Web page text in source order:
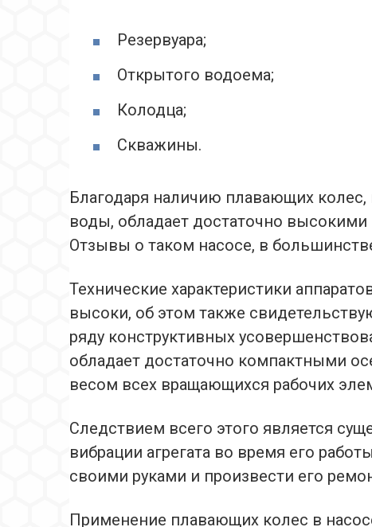
Резервуара;
Открытого водоема;
Колодца;
Скважины.
Благодаря наличию плавающих
воды, обладает достаточно
Отзывы о таком насосе, в
Технические характеристики
высоки, об этом также
ряду конструктивных
обладает достаточно компактными
весом всех вращающихся рабочих
Следствием всего этого является
вибрации агрегата во время его
своими руками и произвести его
Применение плавающих колес в